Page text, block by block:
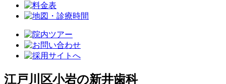
江戸川区小岩の新井歯科